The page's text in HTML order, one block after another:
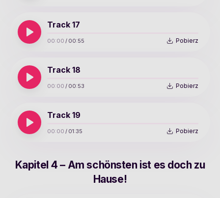
Track 17
00:00 / 00:55 Pobierz
Track 18
00:00 / 00:53 Pobierz
Track 19
00:00 / 01:35 Pobierz
Kapitel 4 – Am schönsten ist es doch zu
Hause!